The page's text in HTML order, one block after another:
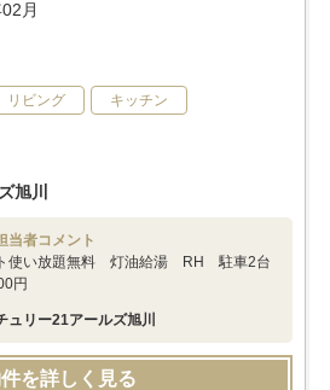
月
リビング キッチン
旭川
当者コメント
使い放題無料 灯油給湯 RH 駐車2台
円
ュリー21アールズ旭川
を詳しく見る